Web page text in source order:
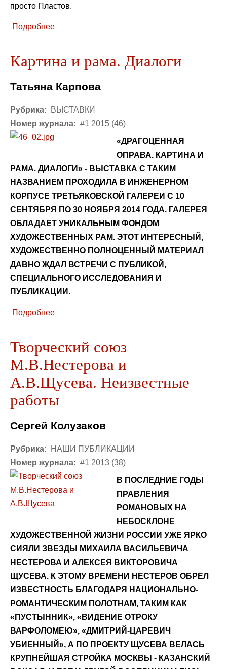
просто Пластов.
Подробнее
Картина и рама. Диалоги
Татьяна Карпова
Рубрика:
ВЫСТАВКИ
Номер журнала: #1 2015 (46)
«ДРАГОЦЕННАЯ
ОПРАВА. КАРТИНА И
РАМА. ДИАЛОГИ» - ВЫСТАВКА С ТАКИМ
НАЗВАНИЕМ ПРОХОДИЛА В ИНЖЕНЕРНОМ
КОРПУСЕ ТРЕТЬЯКОВСКОЙ ГАЛЕРЕИ С 10
СЕНТЯБРЯ ПО 30 НОЯБРЯ 2014 ГОДА. ГАЛЕРЕЯ
ОБЛАДАЕТ УНИКАЛЬНЫМ ФОНДОМ
ХУДОЖЕСТВЕННЫХ РАМ. ЭТОТ ИНТЕРЕСНЫЙ,
ХУДОЖЕСТВЕННО ПОЛНОЦЕННЫЙ МАТЕРИАЛ
ДАВНО ЖДАЛ ВСТРЕЧИ С ПУБЛИКОЙ,
СПЕЦИАЛЬНОГО ИССЛЕДОВАНИЯ И
ПУБЛИКАЦИИ.
Подробнее
Творческий союз
М.В.Нестерова и
А.В.Щусева. Неизвестные
работы
Сергей Колузаков
Рубрика:
НАШИ ПУБЛИКАЦИИ
Номер журнала: #1 2013 (38)
В ПОСЛЕДНИЕ ГОДЫ
ПРАВЛЕНИЯ
РОМАНОВЫХ НА
НЕБОСКЛОНЕ
ХУДОЖЕСТВЕННОЙ ЖИЗНИ РОССИИ УЖЕ ЯРКО
СИЯЛИ ЗВЕЗДЫ МИХАИЛА ВАСИЛЬЕВИЧА
НЕСТЕРОВА И АЛЕКСЕЯ ВИКТОРОВИЧА
ЩУСЕВА. К ЭТОМУ ВРЕМЕНИ НЕСТЕРОВ ОБРЕЛ
ИЗВЕСТНОСТЬ БЛАГОДАРЯ НАЦИОНАЛЬНО-
РОМАНТИЧЕСКИМ ПОЛОТНАМ, ТАКИМ КАК
«ПУСТЫННИК», «ВИДЕНИЕ ОТРОКУ
ВАРФОЛОМЕЮ», «ДМИТРИЙ-ЦАРЕВИЧ
УБИЕННЫЙ», А ПО ПРОЕКТУ ЩУСЕВА ВЕЛАСЬ
КРУПНЕЙШАЯ СТРОЙКА МОСКВЫ - КАЗАНСКИЙ